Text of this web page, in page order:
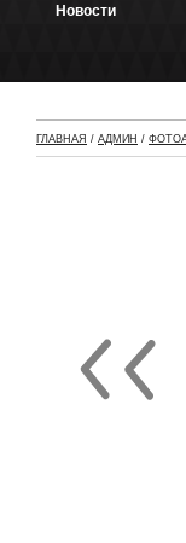
Новости
ГЛАВНАЯ / АДМИН /